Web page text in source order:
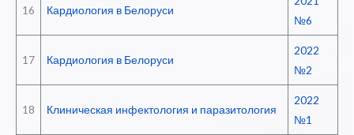
16 Кардиология в Белоруси
№6
17 Кардиология в Белоруси
2022
№2
18 Клиническая инфектология и паразитология
2022
№1